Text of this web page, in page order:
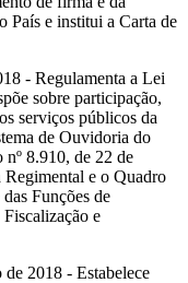
País e institui a Carta de
- Regulamenta a Lei
sobre participação,
serviços públicos da
de Ouvidoria do
8.910, de 22 de
e o Quadro
Funções de
e
2018 - Estabelece